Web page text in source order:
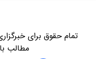
تمام حقوق برای
مطالب